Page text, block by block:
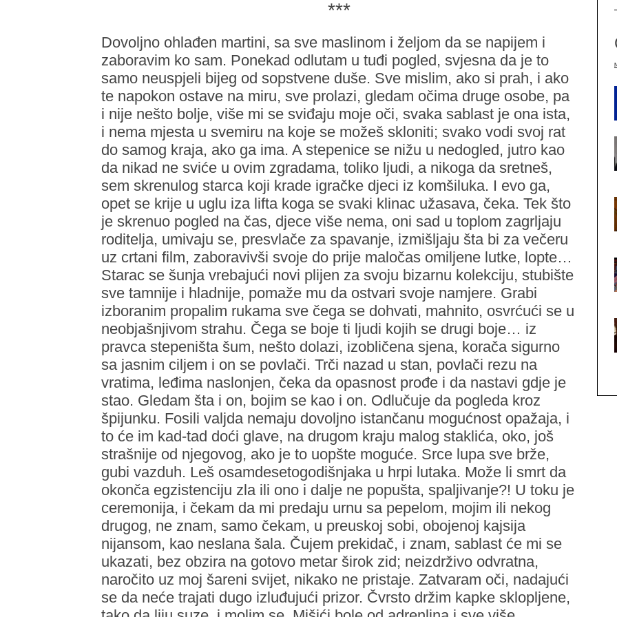
***
Dovoljno ohlađen martini, sa sve maslinom i željom da se napijem i
zaboravim ko sam. Ponekad odlutam u tuđi pogled, svjesna da je to
samo neuspjeli bijeg od sopstvene duše. Sve mislim, ako si prah, i ako
te napokon ostave na miru, sve prolazi, gledam očima druge osobe, pa
i nije nešto bolje, više mi se sviđaju moje oči, svaka sablast je ona ista,
i nema mjesta u svemiru na koje se možeš skloniti; svako vodi svoj rat
do samog kraja, ako ga ima. A stepenice se nižu u nedogled, jutro kao
da nikad ne sviće u ovim zgradama, toliko ljudi, a nikoga da sretneš,
sem skrenulog starca koji krade igračke djeci iz komšiluka. I evo ga,
opet se krije u uglu iza lifta koga se svaki klinac užasava, čeka. Tek što
je skrenuo pogled na čas, djece više nema, oni sad u toplom zagrljaju
roditelja, umivaju se, presvlače za spavanje, izmišljaju šta bi za večeru
uz crtani film, zaboravivši svoje do prije maločas omiljene lutke, lopte…
Starac se šunja vrebajući novi plijen za svoju bizarnu kolekciju, stubište
sve tamnije i hladnije, pomaže mu da ostvari svoje namjere. Grabi
izboranim propalim rukama sve čega se dohvati, mahnito, osvrćući se u
neobjašnjivom strahu. Čega se boje ti ljudi kojih se drugi boje… iz
pravca stepeništa šum, nešto dolazi, izobličena sjena, korača sigurno
sa jasnim ciljem i on se povlači. Trči nazad u stan, povlači rezu na
vratima, leđima naslonjen, čeka da opasnost prođe i da nastavi gdje je
stao. Gledam šta i on, bojim se kao i on. Odlučuje da pogleda kroz
špijunku. Fosili valjda nemaju dovoljno istančanu mogućnost opažaja, i
to će im kad-tad doći glave, na drugom kraju malog staklića, oko, još
strašnije od njegovog, ako je to uopšte moguće. Srce lupa sve brže,
gubi vazduh. Leš osamdesetogodišnjaka u hrpi lutaka. Može li smrt da
okonča egzistenciju zla ili ono i dalje ne popušta, spaljivanje?! U toku je
ceremonija, i čekam da mi predaju urnu sa pepelom, mojim ili nekog
drugog, ne znam, samo čekam, u preuskoj sobi, obojenoj kajsija
nijansom, kao neslana šala. Čujem prekidač, i znam, sablast će mi se
ukazati, bez obzira na gotovo metar širok zid; neizdrživo odvratna,
naročito uz moj šareni svijet, nikako ne pristaje. Zatvaram oči, nadajući
se da neće trajati dugo izluđujući prizor. Čvrsto držim kapke sklopljene,